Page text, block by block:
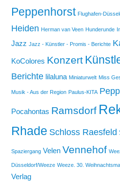
Peppenhorst Flughafen-
Heiden Herman van Veen Hunderunde
Jazz Jazz - Künstler - Promis - Berichte
KoColores Konzert
Berichte lilaluna Miniaturwelt Miss
Musik - Aus der Region Paulus-KITA
Pocahontas Ramsdorf
Rhade Schloss Raesfeld
Spaziergang Velen Vennehof
Düsseldorf/Weeze Weeze. 30.
Verlag